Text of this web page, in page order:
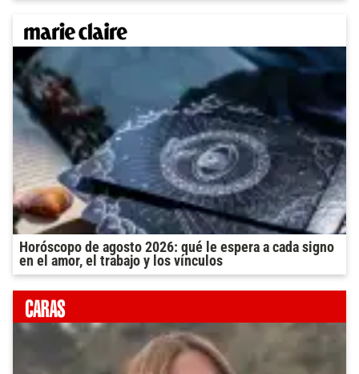
Horóscopo de agosto 2026: qué le espera a cada signo
en el amor, el trabajo y los vínculos